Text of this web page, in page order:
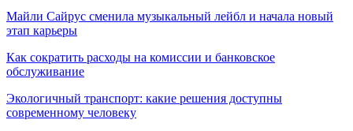
Майли Сайрус сменила музыкальный лейбл и начала новый
этап карьеры
Как сократить расходы на комиссии и банковское
обслуживание
Экологичный транспорт: какие решения доступны
современному человеку